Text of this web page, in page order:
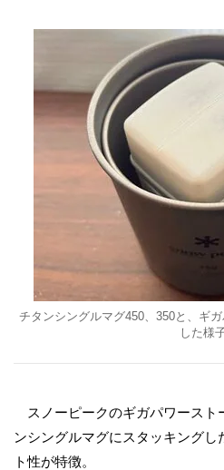
チタンシングルマグ450、350と、ギ
した様
スノーピークのギガパワースト
ンシングルマグにスタッキングし
ト性が特徴。